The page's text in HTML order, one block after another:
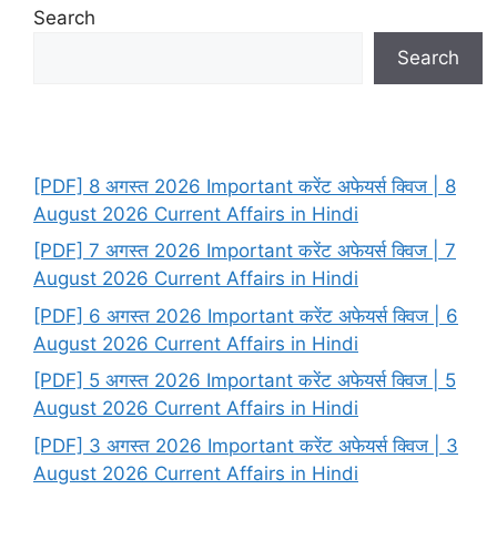
Search
Search
[PDF] 8 अगस्त 2026 Important करेंट अफेयर्स क्विज | 8
August 2026 Current Affairs in Hindi
[PDF] 7 अगस्त 2026 Important करेंट अफेयर्स क्विज | 7
August 2026 Current Affairs in Hindi
[PDF] 6 अगस्त 2026 Important करेंट अफेयर्स क्विज | 6
August 2026 Current Affairs in Hindi
[PDF] 5 अगस्त 2026 Important करेंट अफेयर्स क्विज | 5
August 2026 Current Affairs in Hindi
[PDF] 3 अगस्त 2026 Important करेंट अफेयर्स क्विज | 3
August 2026 Current Affairs in Hindi